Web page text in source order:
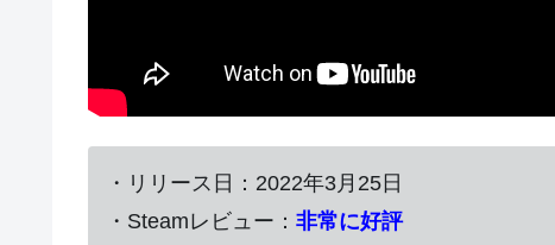
・リリース日：2022年3月25日
・Steamレビュー： 非常に好評